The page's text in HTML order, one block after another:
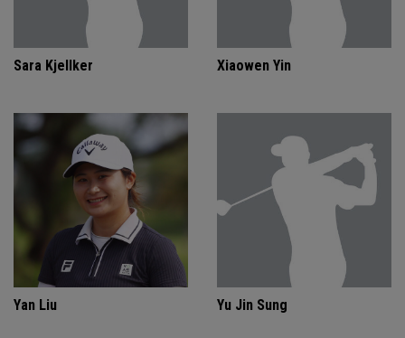
Sara Kjellker Xiaowen Yin
Yan Liu Yu Jin Sung